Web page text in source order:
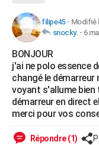
AUTO
Essais
Réserver un essai
Citadines
Berlines
SUV
Forum auto
+HIGH-TECH
Mobiles
Meilleur smartphone
Internet
Ordinateurs
Jeux vidéo
Guide high-tech
+BRICOLAGE
Forum
Aménagement intérieur
Extérieur
Cuisine
Salle de bains
Jardinage
Rangement
WEEK-END
Guides de France
Escapades
Patrimoine
Expositions
Musées
Week-end nature
+LIFESTYLE
Art de vivre
Bien-être
Loisirs
Mode
Modes de vie
SANTE
filipe45- Modifié
snocky. - 6
BONJOUR
j'ai ne polo essence
changé le
voyant s'allume
démarreur en direct
merci pour vos
Répondre (1)